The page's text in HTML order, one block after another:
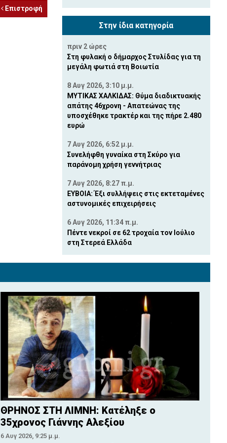
Επιστροφή
Στην ίδια κατηγορία
πριν 2 ώρες
Στη φυλακή ο δήμαρχος Στυλίδας για τη
μεγάλη φωτιά στη Βοιωτία
8 Αυγ 2026, 3:10 μ.μ.
ΜΥΤΙΚΑΣ ΧΑΛΚΙΔΑΣ: Θύμα διαδικτυακής
απάτης 46χρονη - Απατεώνας της
υποσχέθηκε τρακτέρ και της πήρε 2.480
ευρώ
7 Αυγ 2026, 6:52 μ.μ.
Συνελήφθη γυναίκα στη Σκύρο για
παράνομη χρήση γεννήτριας
7 Αυγ 2026, 8:27 π.μ.
ΕΥΒΟΙΑ: Έξι συλλήψεις στις εκτεταμένες
αστυνομικές επιχειρήσεις
6 Αυγ 2026, 11:34 π.μ.
Πέντε νεκροί σε 62 τροχαία τον Ιούλιο
στη Στερεά Ελλάδα
ΘΡΗΝΟΣ ΣΤΗ ΛΙΜΝΗ: Κατέληξε ο
35χρονος Γιάννης Αλεξίου
6 Αυγ 2026, 9:25 μ.μ.